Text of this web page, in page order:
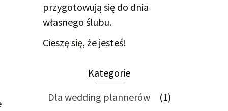
przygotowują się do dnia
własnego ślubu.
Cieszę się, że jesteś!
Kategorie
Dla wedding plannerów
(1)